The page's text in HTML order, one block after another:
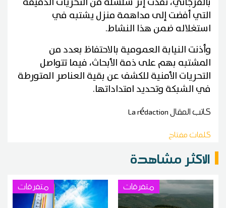
التي أفضت إلى مداهمة منزل يشتبه في
استغلاله ضمن هذا النشاط.
وأذنت النيابة العمومية بالاحتفاظ بعدد من
المشتبه بهم على ذمة الأبحاث، فيما تتواصل
التحريات الأمنية للكشف عن بقية العناصر المتورطة
في الشبكة وتحديد امتداداتها.
كاتب المقالLa rédaction
كلمات مفتاح
الاكثر مشاهدة
متفرقات متفرقات